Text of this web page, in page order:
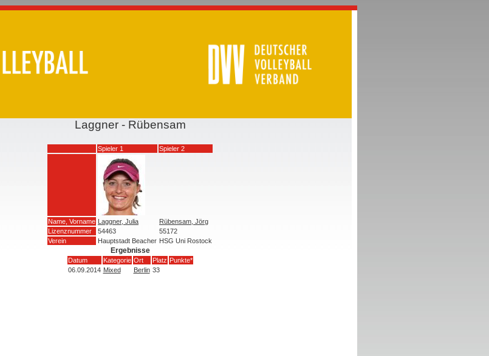
Laggner - Rübensam
Spieler 1 Spieler 2
Name, Vorname Laggner, Julia
Rübensam, Jörg
Lizenznummer
54463
55172
Verein
Hauptstadt Beacher HSG Uni Rostock
Ergebnisse
Datum Kategorie Ort Platz Punkte*
06.09.2014 Mixed Berlin 33